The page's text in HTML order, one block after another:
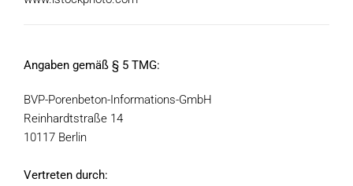
Angaben gemäß § 5 TMG:
BVP-Porenbeton-Informations-GmbH
Reinhardtstraße 14
10117 Berlin
Vertreten durch: